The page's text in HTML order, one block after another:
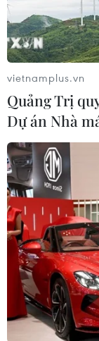
vietnamplus.vn
Quảng Trị
Dự án Nhà